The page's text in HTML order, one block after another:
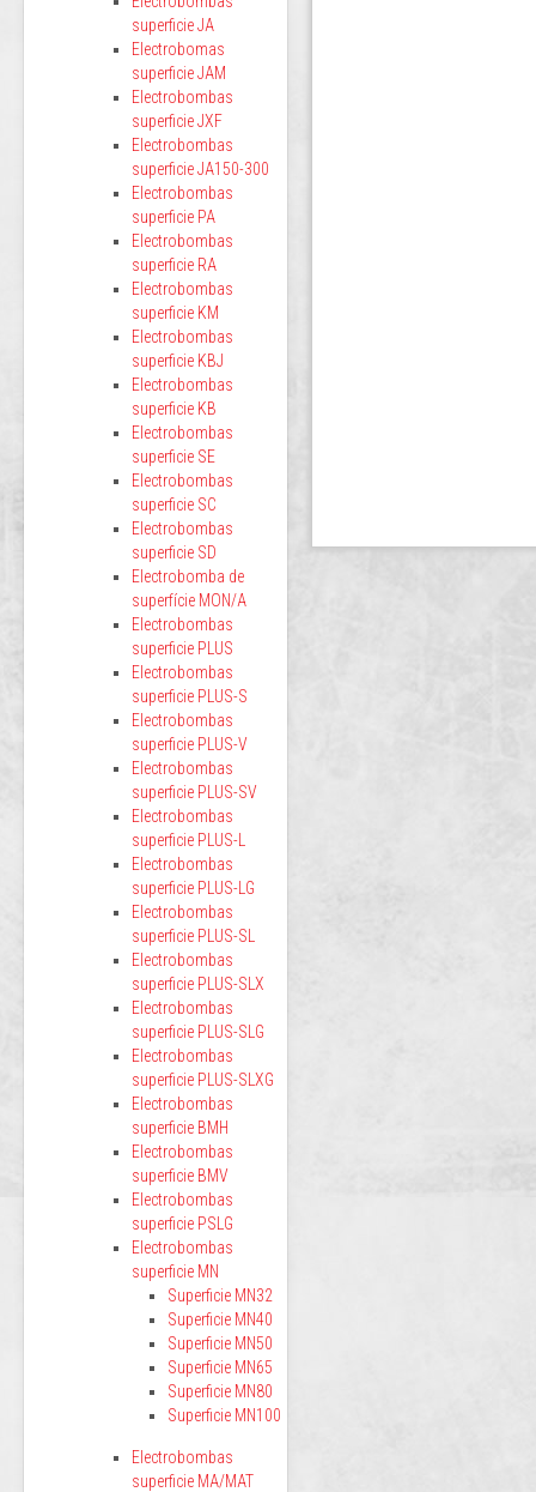
superficie JA
Electrobomas
superficie JAM
Electrobombas
superficie JXF
Electrobombas
superficie JA150-300
Electrobombas
superficie PA
Electrobombas
superficie RA
Electrobombas
superficie KM
Electrobombas
superficie KBJ
Electrobombas
superficie KB
Electrobombas
superficie SE
Electrobombas
superficie SC
Electrobombas
superficie SD
Electrobomba de
superfície MON/A
Electrobombas
superficie PLUS
Electrobombas
superficie PLUS-S
Electrobombas
superficie PLUS-V
Electrobombas
superficie PLUS-SV
Electrobombas
superficie PLUS-L
Electrobombas
superficie PLUS-LG
Electrobombas
superficie PLUS-SL
Electrobombas
superficie PLUS-SLX
Electrobombas
superficie PLUS-SLG
Electrobombas
superficie PLUS-SLXG
Electrobombas
superficie BMH
Electrobombas
superficie BMV
Electrobombas
superficie PSLG
Electrobombas
superficie MN
Superficie MN32
Superficie MN40
Superficie MN50
Superficie MN65
Superficie MN80
Superficie MN100
Electrobombas
superficie MA/MAT